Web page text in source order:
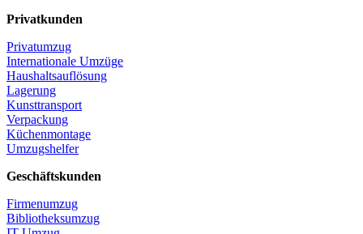
Privatkunden
Privatumzug
Internationale Umzüge
Haushaltsauflösung
Lagerung
Kunsttransport
Verpackung
Küchenmontage
Umzugshelfer
Geschäftskunden
Firmenumzug
Bibliotheksumzug